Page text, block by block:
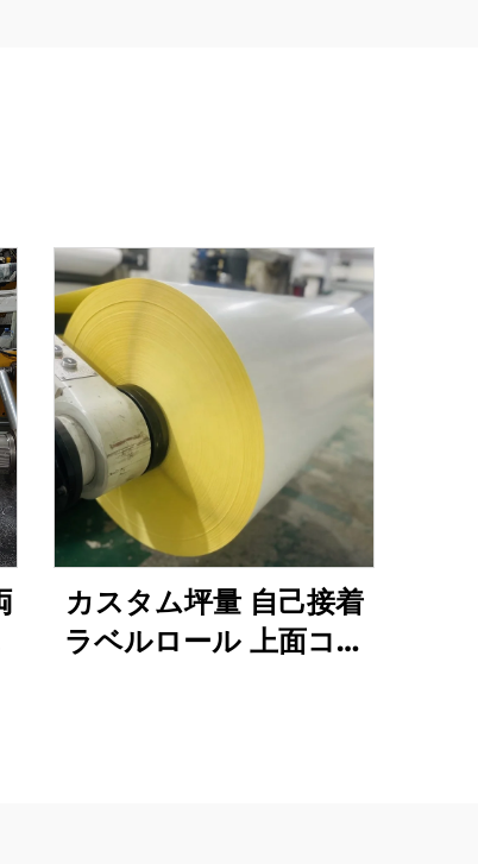
カスタム坪量 自己接着
ラベルロール 上面コー